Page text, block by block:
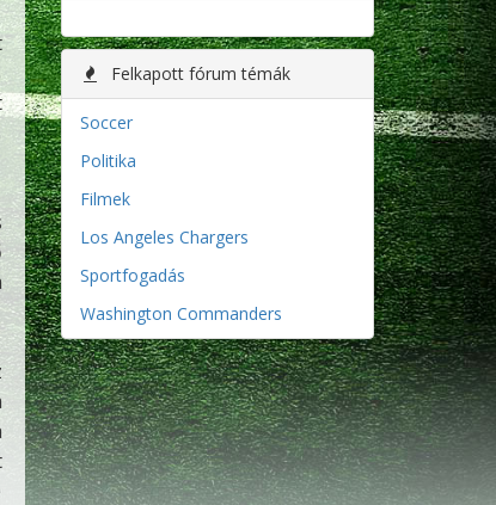
Felkapott fórum témák
Soccer
Politika
Filmek
Los Angeles Chargers
Sportfogadás
Washington Commanders